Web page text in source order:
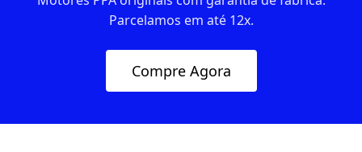
Parcelamos em até 12x.
Compre Agora